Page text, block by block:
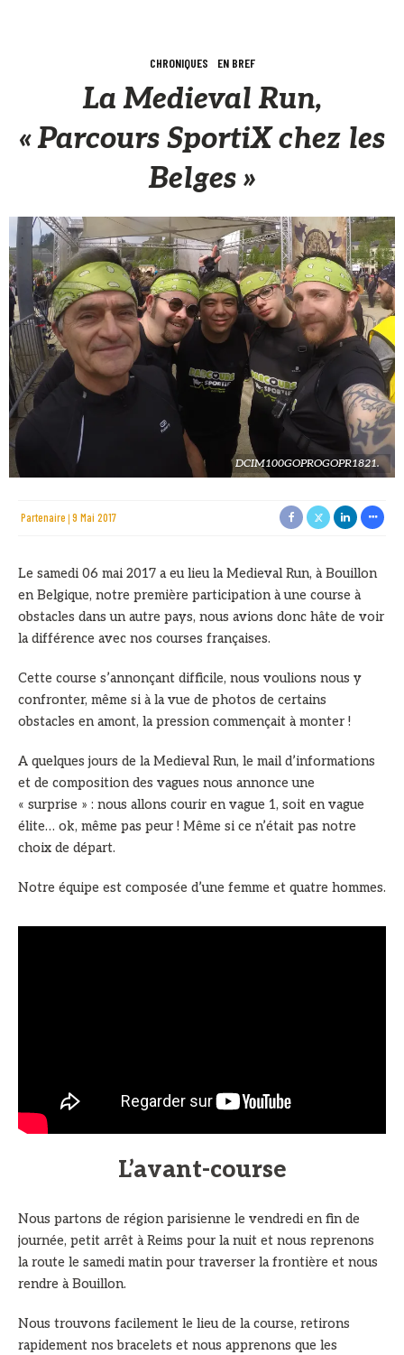
CHRONIQUES EN BREF
La Medieval Run,
« Parcours SportiX chez les
Belges »
DCIM100GOPROGOPR1821.
Partenaire 9 Mai 2017
Le samedi 06 mai 2017 a eu lieu la Medieval Run, à Bouillon
en Belgique, notre première participation à une course à
obstacles dans un autre pays, nous avions donc hâte de voir
la différence avec nos courses françaises.
Cette course s’annonçant difficile, nous voulions nous y
confronter, même si à la vue de photos de certains
obstacles en amont, la pression commençait à monter !
A quelques jours de la Medieval Run, le mail d’informations
et de composition des vagues nous annonce une
« surprise » : nous allons courir en vague 1, soit en vague
élite… ok, même pas peur ! Même si ce n’était pas notre
choix de départ.
Notre équipe est composée d’une femme et quatre hommes.
L’avant-course
Nous partons de région parisienne le vendredi en fin de
journée, petit arrêt à Reims pour la nuit et nous reprenons
la route le samedi matin pour traverser la frontière et nous
rendre à Bouillon.
Nous trouvons facilement le lieu de la course, retirons
rapidement nos bracelets et nous apprenons que les